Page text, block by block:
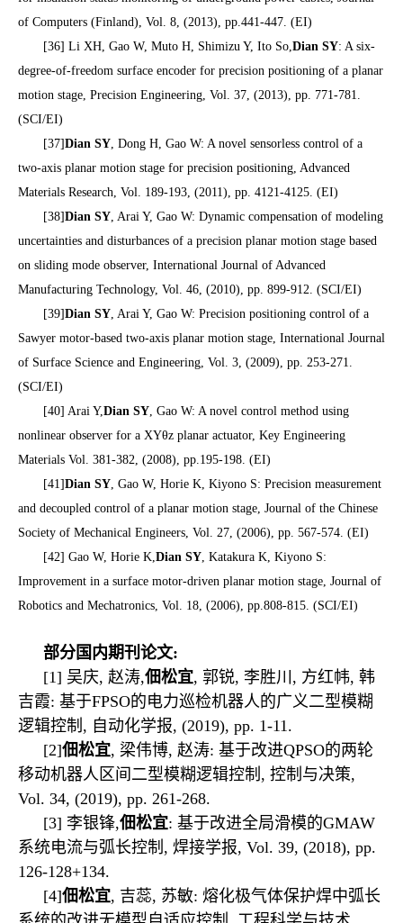
of Computers (Finland), Vol. 8, (2013), pp.441-447. (EI)
[36] Li XH, Gao W, Muto H, Shimizu Y, Ito So, Dian SY: A six-
degree-of-freedom surface encoder for precision positioning of a planar
motion stage, Precision Engineering, Vol. 37, (2013), pp. 771-781.
(SCI/EI)
[37]Dian SY , Dong H, Gao W: A novel sensorless control of a
two-axis planar motion stage for precision positioning, Advanced
Materials Research, Vol. 189-193, (2011), pp. 4121-4125. (EI)
[38]Dian SY , Arai Y, Gao W: Dynamic compensation of modeling
uncertainties and disturbances of a precision planar motion stage based
on sliding mode observer, International Journal of Advanced
Manufacturing Technology, Vol. 46, (2010), pp. 899-912. (SCI/EI)
[39]Dian SY , Arai Y, Gao W: Precision positioning control of a
Sawyer motor-based two-axis planar motion stage, International Journal
of Surface Science and Engineering, Vol. 3, (2009), pp. 253-271.
(SCI/EI)
[40] Arai Y,Dian SY , Gao W: A novel control method using
nonlinear observer for a XYθz planar actuator, Key Engineering
Materials Vol. 381-382, (2008), pp.195-198. (EI)
[41]Dian SY , Gao W, Horie K, Kiyono S: Precision measurement
and decoupled control of a planar motion stage, Journal of the Chinese
Society of Mechanical Engineers, Vol. 27, (2006), pp. 567-574. (EI)
[42] Gao W, Horie K, Dian SY , Katakura K, Kiyono S:
Improvement in a surface motor-driven planar motion stage, Journal of
Robotics and Mechatronics, Vol. 18, (2006), pp.808-815. (SCI/EI)
部分国内期刊论文:
[1] 吴庆, 赵涛,佃松宜, 郭锐, 李胜川, 方红帏, 韩
吉霞: 基于FPSO的电力巡检机器人的广义二型模糊
逻辑控制, 自动化学报, (2019), pp. 1-11.
[2]佃松宜, 梁伟博, 赵涛: 基于改进QPSO的两轮
移动机器人区间二型模糊逻辑控制, 控制与决策,
Vol. 34, (2019), pp. 261-268.
[3] 李银锋,佃松宜: 基于改进全局滑模的GMAW
系统电流与弧长控制, 焊接学报, Vol. 39, (2018), pp.
126-128+134.
[4]佃松宜, 吉蕊, 苏敏: 熔化极气体保护焊中弧长